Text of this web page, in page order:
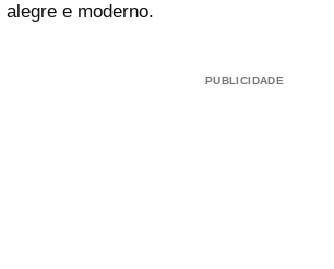
alegre e moderno.
PUBLICIDADE